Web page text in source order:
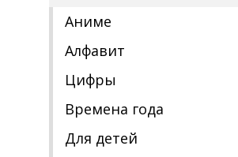
Аниме
Алфавит
Цифры
Времена года
Для детей